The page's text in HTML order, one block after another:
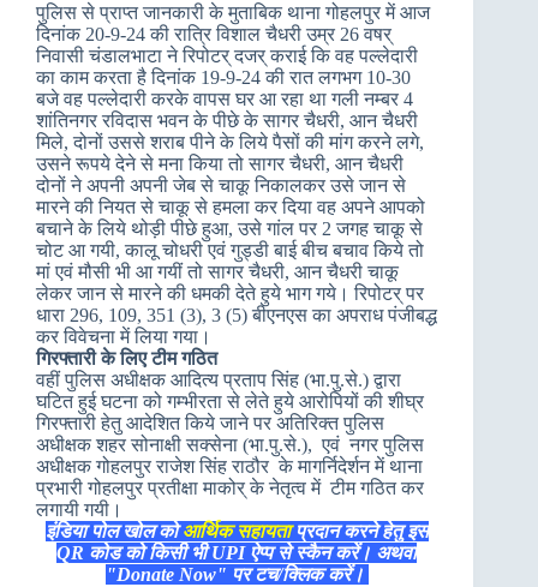
पुलिस से प्राप्त जानकारी के मुताबिक थाना गोहलपुर में आज
दिनांक 20-9-24 की रात्रि विशाल चैधरी उम्र 26 वषर्
निवासी चंडालभाटा ने रिपोटर् दजर् कराई कि वह पल्लेदारी
का काम करता है दिनांक 19-9-24 की रात लगभग 10-30
बजे वह पल्लेदारी करके वापस घर आ रहा था गली नम्बर 4
शांतिनगर रविदास भवन के पीछे के सागर चैधरी, आन चैधरी
मिले, दोनों उससे शराब पीने के लिये पैसों की मांग करने लगे,
उसने रूपये देने से मना किया तो सागर चैधरी, आन चैधरी
दोनों ने अपनी अपनी जेब से चाकू निकालकर उसे जान से
मारने की नियत से चाकू से हमला कर दिया वह अपने आपको
बचाने के लिये थोड़ी पीछे हुआ, उसे गांल पर 2 जगह चाकू से
चोट आ गयी, कालू चोधरी एवं गुड्डी बाई बीच बचाव किये तो
मां एवं मौसी भी आ गयीं तो सागर चैधरी, आन चैधरी चाकू
लेकर जान से मारने की धमकी देते हुये भाग गये। रिपोटर् पर
धारा 296, 109, 351 (3), 3 (5) बीएनएस का अपराध पंजीबद्ध
कर विवेचना में लिया गया।
गिरफ्तारी के लिए टीम गठित
वहीं पुलिस अधीक्षक आदित्य प्रताप सिंह (भा.पु.से.) द्वारा
घटित हुई घटना को गम्भीरता से लेते हुये आरोपियों की शीघ्र
गिरफ्तारी हेतु आदेशित किये जाने पर अतिरिक्त पुलिस
अधीक्षक शहर सोनाक्षी सक्सेना (भा.पु.से.), एवं नगर पुलिस
अधीक्षक गोहलपुर राजेश सिंह राठौर के मागर्निदेर्शन में थाना
प्रभारी गोहलपुर प्रतीक्षा माकोर् के नेतृत्व में टीम गठित कर
लगायी गयी।
इंडिया पोल खोल कोआर्थिक सहायताप्रदान करने हेतु इस
QR कोड को किसी भी UPI ऐप्प से स्कैन करें। अथवा
"Donate Now" पर टच/क्लिक करें।